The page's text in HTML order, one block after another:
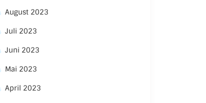
August 2023
Juli 2023
Juni 2023
Mai 2023
April 2023